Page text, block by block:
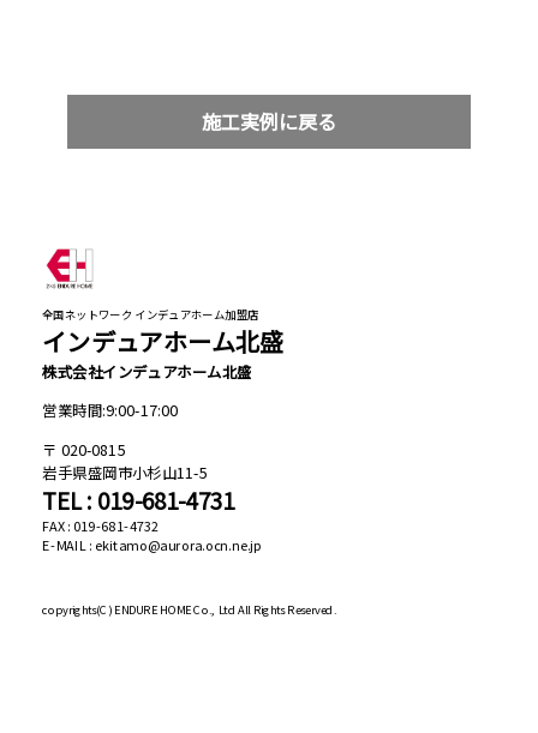
施工実例に戻る
全国ネットワーク インデュアホーム加盟店
インデュアホーム北盛
株式会社インデュアホーム北盛
営業時間:9:00-17:00
020-0815
岩手県盛岡市小杉山11-5
TEL : 019-681-4731
FAX : 019-681-4732
E-MAIL : ekitamo@aurora.ocn.ne.jp
copyrights(C)ENDURE HOME Co., Ltd All Rights Reserved.